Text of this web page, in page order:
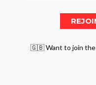
🇬🇧 Want to join the